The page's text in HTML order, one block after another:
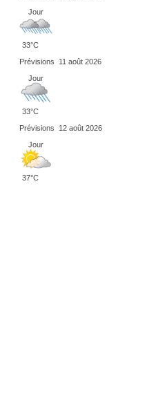
Jour
33°C
Prévisions
11 août 2026
Jour
33°C
Prévisions
12 août 2026
Jour
37°C